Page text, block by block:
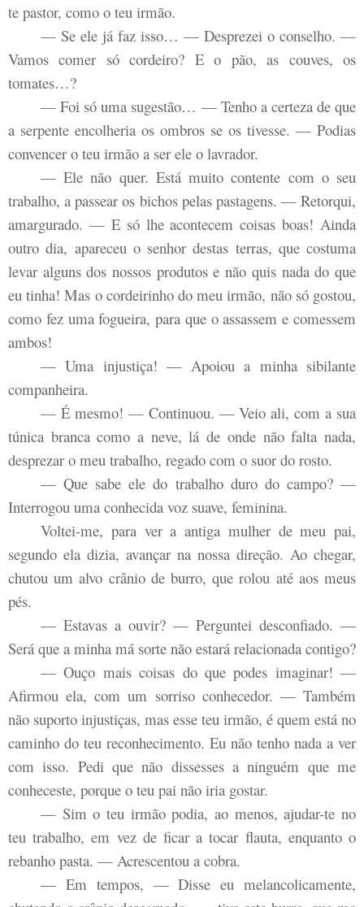
te pastor, como o teu irmão.
— Se ele já faz isso… — Desprezei o conselho. —
Vamos comer só cordeiro? E o pão, as couves, os
tomates…?
— Foi só uma sugestão… — Tenho a certeza de que
a serpente encolheria os ombros se os tivesse. — Podias
convencer o teu irmão a ser ele o lavrador.
— Ele não quer. Está muito contente com o seu
trabalho, a passear os bichos pelas pastagens. — Retorqui,
amargurado. — E só lhe acontecem coisas boas! Ainda
outro dia, apareceu o senhor destas terras, que costuma
levar alguns dos nossos produtos e não quis nada do que
eu tinha! Mas o cordeirinho do meu irmão, não só gostou,
como fez uma fogueira, para que o assassem e comessem
ambos!
— Uma injustiça! — Apoiou a minha sibilante
companheira.
— É mesmo! — Continuou. — Veio ali, com a sua
túnica branca como a neve, lá de onde não falta nada,
desprezar o meu trabalho, regado com o suor do rosto.
— Que sabe ele do trabalho duro do campo? —
Interrogou uma conhecida voz suave, feminina.
Voltei-me, para ver a antiga mulher de meu pai,
segundo ela dizia, avançar na nossa direção. Ao chegar,
chutou um alvo crânio de burro, que rolou até aos meus
pés.
— Estavas a ouvir? — Perguntei desconfiado. —
Será que a minha má sorte não estará relacionada contigo?
— Ouço mais coisas do que podes imaginar! —
Afirmou ela, com um sorriso conhecedor. — Também
não suporto injustiças, mas esse teu irmão, é quem está no
caminho do teu reconhecimento. Eu não tenho nada a ver
com isso. Pedi que não dissesses a ninguém que me
conheceste, porque o teu pai não iria gostar.
— Sim o teu irmão podia, ao menos, ajudar-te no
teu trabalho, em vez de ficar a tocar flauta, enquanto o
rebanho pasta. — Acrescentou a cobra.
— Em tempos, — Disse eu melancolicamente,